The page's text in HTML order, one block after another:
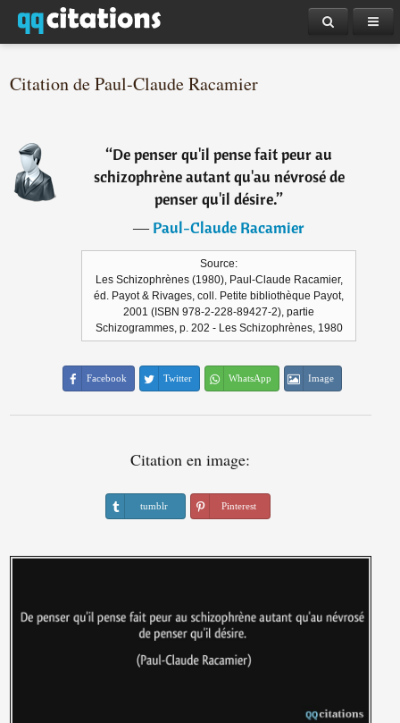
Citation de Paul-Claude Racamier
“De penser qu'il pense fait peur au
schizophrène autant qu'au névrosé de
penser qu'il désire.”
―Paul-Claude Racamier
Source:
Les Schizophrènes (1980), Paul-Claude Racamier,
éd. Payot & Rivages, coll. Petite bibliothèque Payot,
2001 (ISBN 978-2-228-89427-2), partie
Schizogrammes, p. 202 - Les Schizophrènes, 1980
Facebook Twitter WhatsApp Image
Citation en image:
tumblr Pinterest